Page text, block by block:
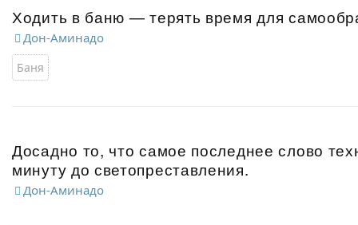
Ходить в баню — терять время для
Дон-Аминадо
Баня
Досадно то, что самое последнее слово
минуту до светопреставления.
Дон-Аминадо